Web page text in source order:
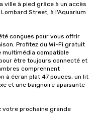
ville à pied grâce à un accès
Street, à l'Aquarium
conçues pour vous offrir
Profitez du Wi-Fi gratuit
multimédia compatible
être toujours connecté et
comprennent
à écran plat 47 pouces, un lit
et une baignoire apaisante
votre prochaine grande